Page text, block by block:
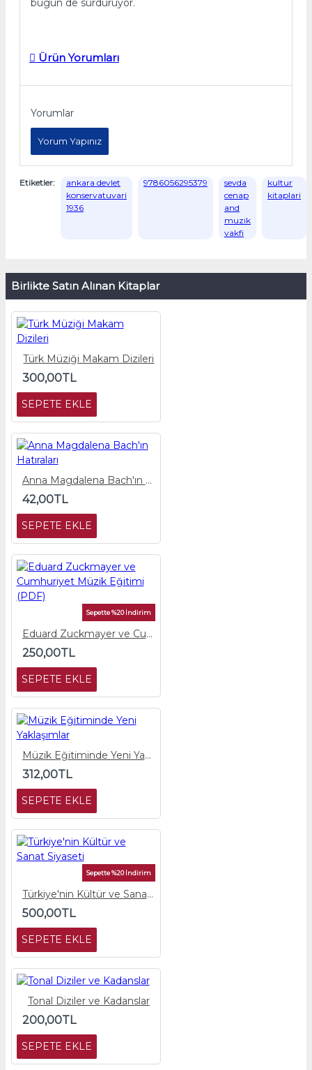
Ürün Yorumları
Yorumlar
Yorum Yapınız
Etiketler:
ankara devlet
konservatuvari
1936
9786056295379
sevda
cenap
and
muzik
vakfi
kultur
kitaplari
Birlikte Satın Alınan Kitaplar
Türk Müziği Makam Dizileri
300,00TL
SEPETE EKLE
Anna Magdalena Bach'ın Hatıraları
42,00TL
SEPETE EKLE
Sepette %20 İndirim
Eduard Zuckmayer ve Cumhuriyet Müzik Eğitimi (PDF)
250,00TL
SEPETE EKLE
Müzik Eğitiminde Yeni Yaklaşımlar
312,00TL
SEPETE EKLE
Sepette %20 İndirim
Türkiye'nin Kültür ve Sanat Siyaseti
500,00TL
SEPETE EKLE
Tonal Diziler ve Kadanslar
200,00TL
SEPETE EKLE